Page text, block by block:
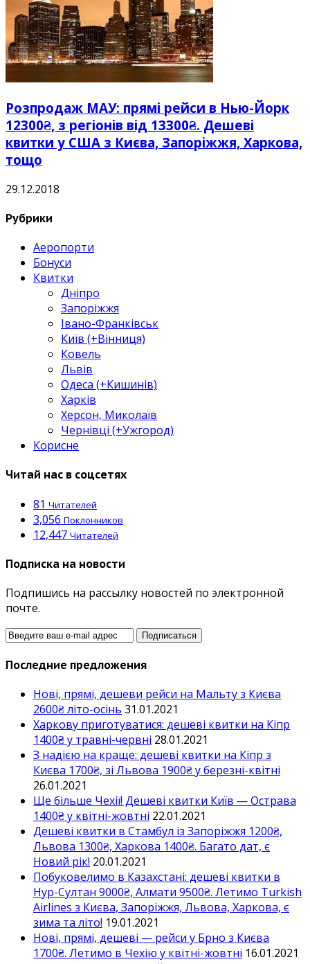
Розпродаж МАУ: прямі рейси в Нью-Йорк
12300₴, з регіонів від 13300₴. Дешеві
квитки у США з Києва, Запоріжжя, Харкова,
тощо
29.12.2018
Рубрики
Аеропорти
Бонуси
Квитки
Дніпро
Запоріжжя
Івано-Франківськ
Київ (+Вінниця)
Ковель
Львів
Одеса (+Кишинів)
Харків
Херсон, Миколаїв
Чернівці (+Ужгород)
Корисне
Читай нас в соцсетях
81 Читателей
3,056 Поклонников
12,447 Читателей
Подписка на новости
Подпишись на рассылку новостей по электронной
почте.
Последние предложения
Нові, прямі, дешеви рейси на Мальту з Києва
2600₴ літо-осінь 31.01.2021
Харкову приготуватися: дешеві квитки на Кіпр
1400₴ у травні-червні 28.01.2021
З надією на краще: дешеві квитки на Кіпр з
Києва 1700₴, зі Львова 1900₴ у березні-квітні
26.01.2021
Ще більше Чехії! Дешеві квитки Київ — Острава
1400₴ у квітні-жовтні 22.01.2021
Дешеві квитки в Стамбул із Запоріжжя 1200₴,
Львова 1300₴, Харкова 1400₴. Багато дат, є
Новий рік! 20.01.2021
Побуковелимо в Казахстані: дешеві квитки в
Нур-Султан 9000₴, Алмати 9500₴. Летимо Turkish
Airlines з Києва, Запоріжжя, Львова, Харкова, є
зима та літо! 19.01.2021
Нові, прямі, дешеві — рейси у Брно з Києва
1700₴. Летимо в Чехію у квітні-жовтні 16.01.2021